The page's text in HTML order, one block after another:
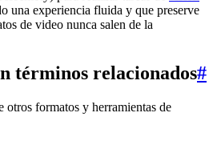
una experiencia fluida y que preserve
de video nunca salen de la
términos relacionados#
formatos y herramientas de